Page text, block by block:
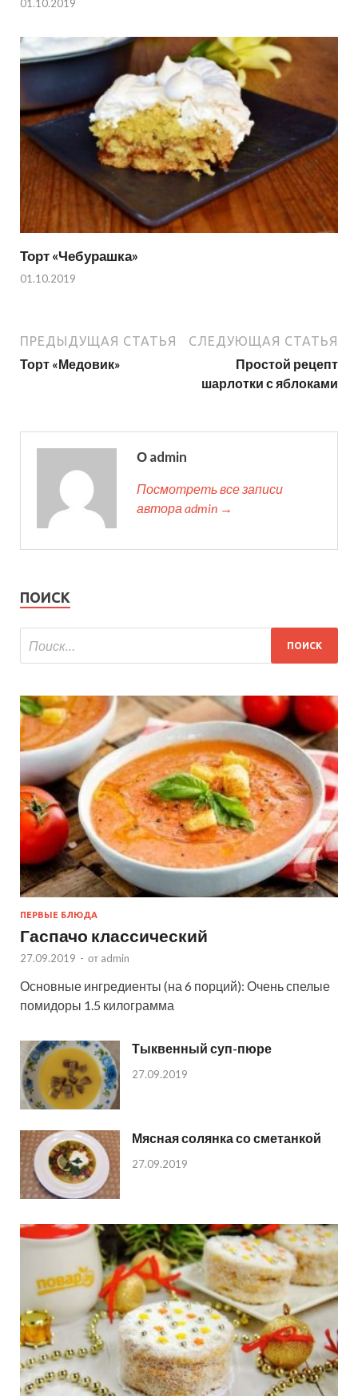
01.10.2019
Торт «Чебурашка»
01.10.2019
ПРЕДЫДУЩАЯ СТАТЬЯ
Торт «Медовик»
СЛЕДУЮЩАЯ СТАТЬЯ
Простой рецепт
шарлотки с яблоками
О admin
Посмотреть все записи
автора admin →
ПОИСК
ПЕРВЫЕ БЛЮДА
Гаспачо классический
27.09.2019 - от admin
Основные ингредиенты (на 6 порций): Очень спелые
помидоры 1.5 килограмма
Тыквенный суп-пюре
27.09.2019
Мясная солянка со сметанкой
27.09.2019